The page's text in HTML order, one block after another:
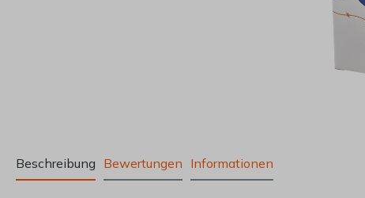
Beschreibung Bewertungen Informationen